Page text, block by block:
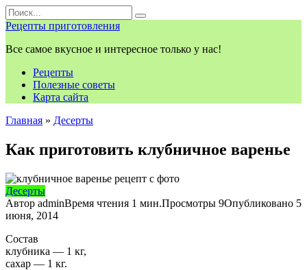
Перейти
к
контенту
Search
for:
Рецепты приготовления
Все самое вкусное и интересное только у нас!
Рецепты
Полезные советы
Карта сайта
Главная » Десерты
Как приготовить клубничное варенье
Десерты
Автор adminВремя чтения 1 мин.Просмотры 9Опубликовано 5
июня, 2014
Состав
клубника — 1 кг,
сахар — 1 кг.